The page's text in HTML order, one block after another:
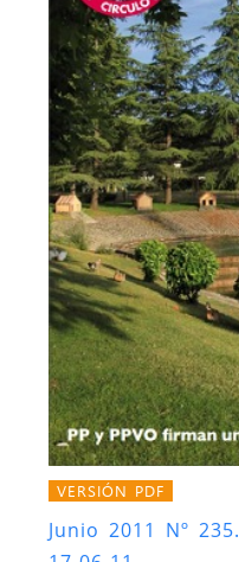
VERSIÓN PDF
Junio 2011 Nº 235.